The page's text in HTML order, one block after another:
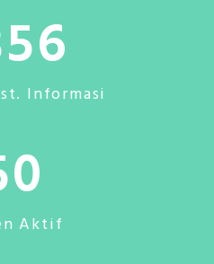
Informasi
Aktif